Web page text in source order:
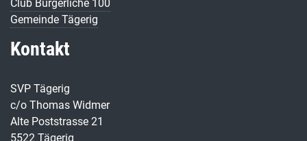
Club Bürgerliche 100
Gemeinde Tägerig
Kontakt
SVP Tägerig
c/o Thomas Widmer
Alte Poststrasse 21
5522 Tägerig